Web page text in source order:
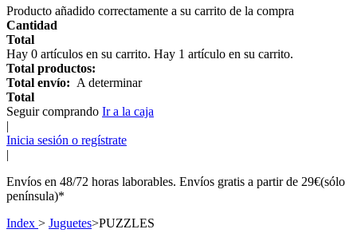
Producto añadido correctamente a su carrito de la compra
Cantidad
Total
Hay 0 artículos en su carrito. Hay 1 artículo en su carrito.
Total productos:
Total envío: A determinar
Total
Seguir comprando Ir a la caja
|
Inicia sesión o regístrate
|
Envíos en 48/72 horas laborables. Envíos gratis a partir de 29€(sólo
península)*
Index > Juguetes>PUZZLES